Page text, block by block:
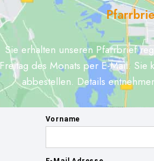
Sie erhalten unseren Pfarrbrief
Freitag des Monats per E-Mail.
abbestellen. Details